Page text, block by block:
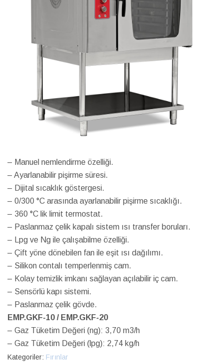
– Manuel nemlendirme özelliği.
– Ayarlanabilir pişirme süresi.
– Dijital sıcaklık göstergesi.
– 0/300 °C arasında ayarlanabilir pişirme sıcaklığı.
– 360 °C lik limit termostat.
– Paslanmaz çelik kapalı sistem ısı transfer boruları.
– Lpg ve Ng ile çalışabilme özelliği.
– Çift yöne dönebilen fan ile eşit ısı dağılımı.
– Silikon contalı temperlenmiş cam.
– Kolay temizlik imkanı sağlayan açılabilir iç cam.
– Sensörlü kapı sistemi.
– Paslanmaz çelik gövde.
EMP.GKF-10 / EMP.GKF-20
– Gaz Tüketim Değeri (ng): 3,70 m3/h
– Gaz Tüketim Değeri (lpg): 2,74 kg/h
Kategoriler: Fırınlar